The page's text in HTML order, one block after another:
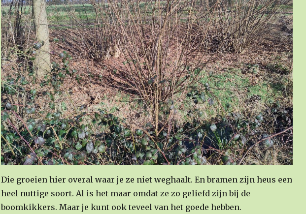
Die groeien hier overal waar je ze niet weghaalt. En bramen zijn heus een
heel nuttige soort. Al is het maar omdat ze zo geliefd zijn bij de
boomkikkers. Maar je kunt ook teveel van het goede hebben.